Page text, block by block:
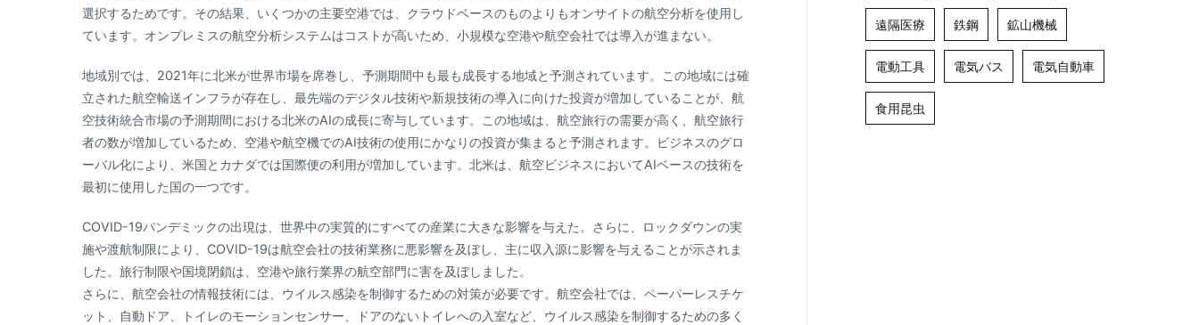
選択するためです。その結果、いくつかの主要空港では、クラウドベースのものよりもオンサイトの航空分析を使用し
ています。オンプレミスの航空分析システムはコストが高いため、小規模な空港や航空会社では導入が進まない。
地域別では、2021年に北米が世界市場を席巻し、予測期間中も最も成長する地域と予測されています。この地域には確
立された航空輸送インフラが存在し、最先端のデジタル技術や新規技術の導入に向けた投資が増加していることが、航
空技術統合市場の予測期間における北米のAIの成長に寄与しています。この地域は、航空旅行の需要が高く、航空旅行
者の数が増加しているため、空港や航空機でのAI技術の使用にかなりの投資が集まると予測されます。ビジネスのグロ
ーバル化により、米国とカナダでは国際便の利用が増加しています。北米は、航空ビジネスにおいてAIベースの技術を
最初に使用した国の一つです。
COVID-19パンデミックの出現は、世界中の実質的にすべての産業に大きな影響を与えた。さらに、ロックダウンの実
施や渡航制限により、COVID-19は航空会社の技術業務に悪影響を及ぼし、主に収入源に影響を与えることが示されま
した。旅行制限や国境閉鎖は、空港や旅行業界の航空部門に害を及ぼしました。
さらに、航空会社の情報技術には、ウイルス感染を制御するための対策が必要です。航空会社では、ペーパーレスチケ
ット、自動ドア、トイレのモーションセンサー、ドアのないトイレへの入室など、ウイルス感染を制御するための多く
遠隔医療 鉄鋼 鉱山機械
電動工具 電気バス 電気自動車
食用昆虫